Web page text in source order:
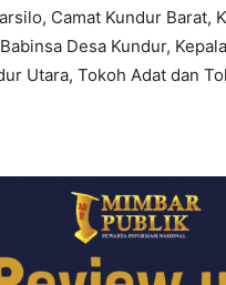
Camat Kundur Barat,
Desa Kundur,
Utara, Tokoh Adat dan